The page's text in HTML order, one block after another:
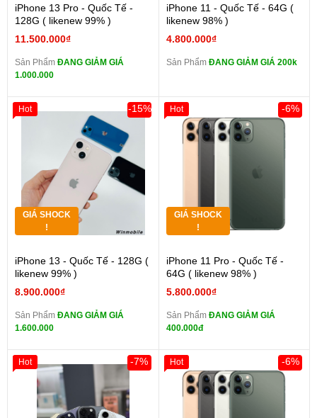
iPhone 13 Pro - Quốc Tế -
128G ( likenew 99% )
11.500.000₫
Sản Phẩm ĐANG GIẢM GIÁ
1.000.000
iPhone 11 - Quốc Tế - 64G (
likenew 98% )
4.800.000₫
Sản Phẩm ĐANG GIẢM GIÁ 200k
GIÁ SHOCK
!
iPhone 13 - Quốc Tế - 128G (
likenew 99% )
8.900.000₫
-15%
Sản Phẩm ĐANG GIẢM GIÁ
1.600.000
Hot
GIÁ SHOCK
!
iPhone 11 Pro - Quốc Tế -
64G ( likenew 98% )
5.800.000₫
-6%
Sản Phẩm ĐANG GIẢM GIÁ
400.000đ
Hot
-7%
Hot -6%
Hot